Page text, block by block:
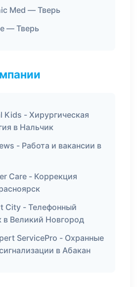
Med — Тверь
— Тверь
Kids - Хирургическая
в Нальчик
- Работа и вакансии в
Care - Коррекция
City - Телефонный
в Великий Новгород
ServicePro - Охранные
в Абакан